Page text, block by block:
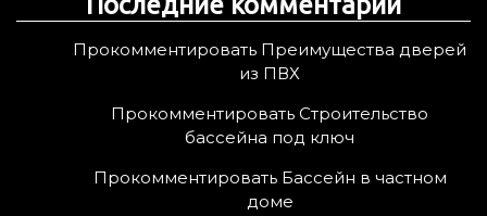
Прокомментировать Преимущества дверей
из ПВХ
Прокомментировать Строительство
бассейна под ключ
Прокомментировать Бассейн в частном
доме